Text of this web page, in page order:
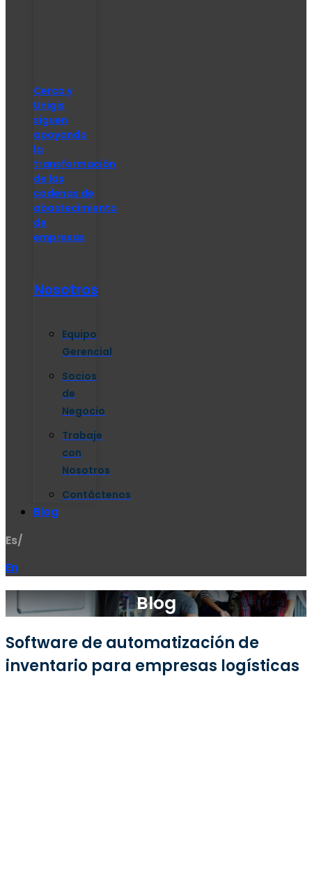
Cerca y
Unigis
siguen
apoyando
la
transformación
de las
cadenas de
abastecimiento
de
empresas
Nosotros
Equipo
Gerencial
Socios
de
Negocio
Trabaje
con
Nosotros
Contáctenos
Blog
Es/
En
Blog
Software de automatización de
inventario para empresas logísticas